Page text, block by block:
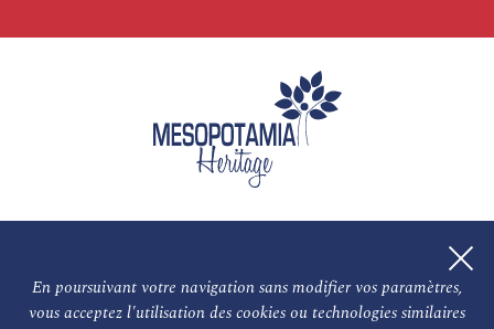
En poursuivant votre navigation sans modifier vos paramètres,
vous acceptez l'utilisation des cookies ou technologies similaires